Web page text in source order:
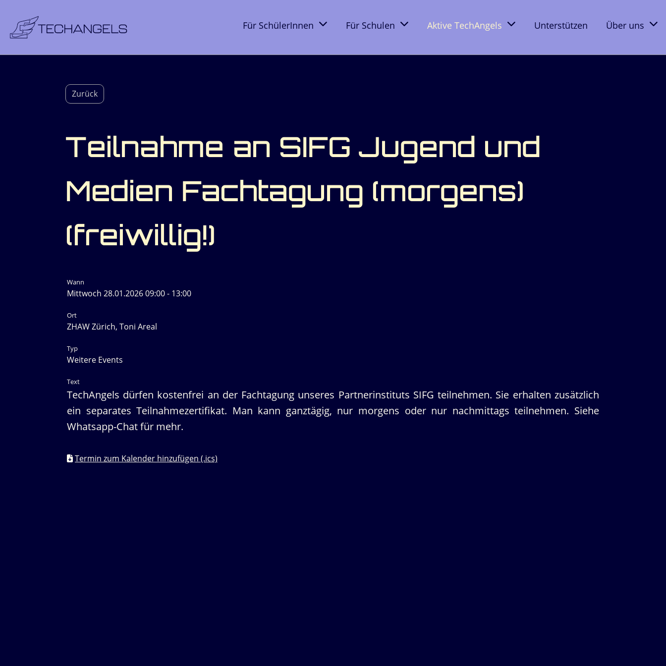
Für SchülerInnen Für Schulen Aktive TechAngels Unterstützen Über uns
Zurück
Teilnahme an SIFG Jugend und
Medien Fachtagung (morgens)
(freiwillig!)
Wann
Mittwoch 28.01.2026 09:00 - 13:00
Ort
ZHAW Zürich, Toni Areal
Typ
Weitere Events
Text
TechAngels dürfen kostenfrei an der Fachtagung unseres Partnerinstituts SIFG teilnehmen. Sie erhalten zusätzlich
ein separates Teilnahmezertifikat. Man kann ganztägig, nur morgens oder nur nachmittags teilnehmen. Siehe
Whatsapp-Chat für mehr.
Termin zum Kalender hinzufügen (.ics)